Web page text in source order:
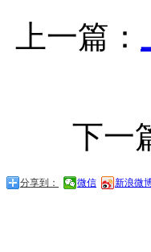
上一篇：
下一
分享到： 微信 新浪微